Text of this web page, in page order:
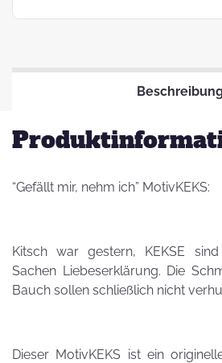
“Gefällt mir, nehm ich” MotivKEKS:
Kitsch war gestern, KEKSE
Sachen Liebeserklärung. Die
Bauch sollen schließlich nicht
Dieser MotivKEKS ist ein